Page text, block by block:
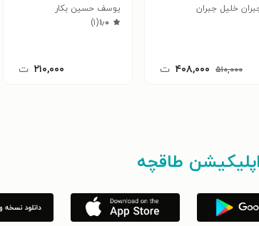
خلیل جبران
۵۱۰,۰۰۰ ۴۰۸,۰۰۰ ت
یوسف حسین بکار
۱٫۰(۱)
۲۱۰,۰۰۰ ت
اپلیکیشن طاقچه